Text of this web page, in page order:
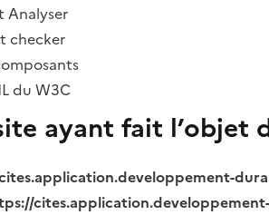
Analyser
checker
du W3C
ayant fait